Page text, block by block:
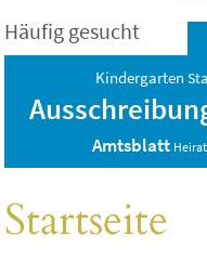
Häufig gesucht
Kindergarten
Amtsblatt
Startseite